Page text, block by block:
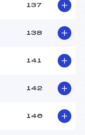
137
138
141
142
146